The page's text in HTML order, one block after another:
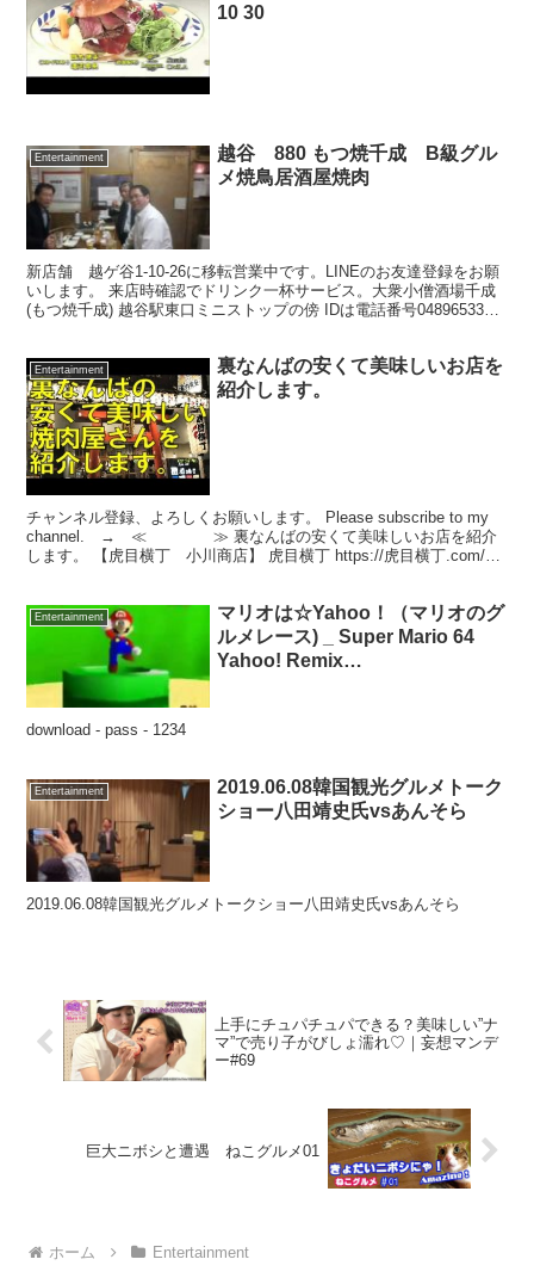
10 30
Entertainment
越谷 880 もつ焼千成 B級グル
メ焼鳥居酒屋焼肉
新店舗 越ゲ谷1-10-26に移転営業中です。LINEのお友達登録をお願
いします。 来店時確認でドリンク一杯サービス。大衆小僧酒場千成
(もつ焼千成) 越谷駅東口ミニストップの傍 IDは電話番号0489653309
Entertainment
裏なんばの安くて美味しいお店を
紹介します。
チャンネル登録、よろしくお願いします。 Please subscribe to my
channel. → ≪ ≫ 裏なんばの安くて美味しいお店を紹介
します。 【虎目横丁 小川商店】 虎目横丁 https://虎目横丁.com/
Entertainment
マリオは☆Yahoo！（マリオのグ
ルメレース) _ Super Mario 64
Yahoo! Remix
download - pass - 1234
Entertainment
2019.06.08韓国観光グルメトーク
ショー八田靖史氏vsあんそら
2019.06.08韓国観光グルメトークショー八田靖史氏vsあんそら
上手にチュパチュパできる？美味しい”ナ
マ”で売り子がびしょ濡れ♡｜妄想マンデ
ー#69
巨大ニボシと遭遇 ねこグルメ01
ホーム Entertainment